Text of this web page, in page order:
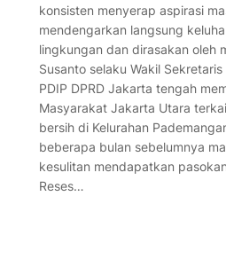
konsisten menyerap aspirasi
mendengarkan langsung
lingkungan dan dirasakan oleh
Susanto selaku Wakil Sekretaris
PDIP DPRD Jakarta tengah
Masyarakat Jakarta Utara
bersih di Kelurahan
beberapa bulan sebelumnya
kesulitan mendapatkan
Reses…